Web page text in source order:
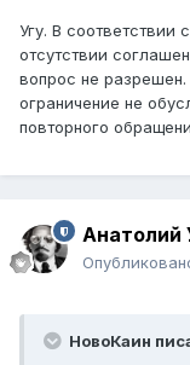
Угу. В
отсутствии
вопрос не
ограничение не
повторного
Анатолий
НовоКаин